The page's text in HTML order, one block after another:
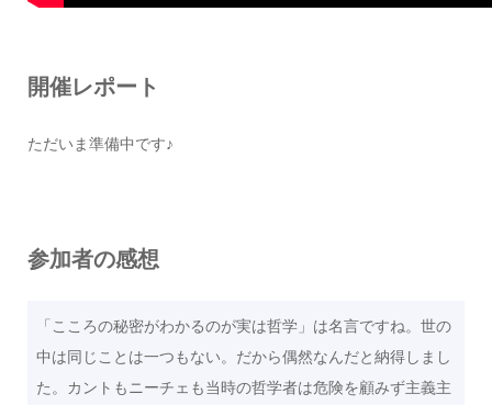
開催レポート
ただいま準備中です♪
参加者の感想
「こころの秘密がわかるのが実は哲学」は名言ですね。世の
中は同じことは一つもない。だから偶然なんだと納得しまし
た。カントもニーチェも当時の哲学者は危険を顧みず主義主